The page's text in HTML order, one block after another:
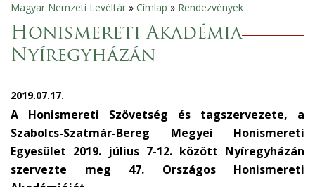
Jelenlegi
hely
Magyar Nemzeti Levéltár » Címlap » Rendezvények
Honismereti Akadémia
Nyíregyházán
2019.07.17.
A Honismereti Szövetség és tagszervezete, a
Szabolcs-Szatmár-Bereg Megyei Honismereti
Egyesület 2019. július 7-12. között Nyíregyházán
szervezte meg 47. Országos Honismereti